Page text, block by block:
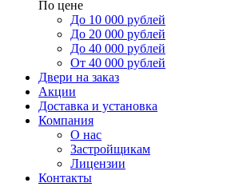
По цене
До 10 000 рублей
До 20 000 рублей
До 40 000 рублей
От 40 000 рублей
Двери на заказ
Акции
Доставка и установка
Компания
О нас
Застройщикам
Лицензии
Контакты